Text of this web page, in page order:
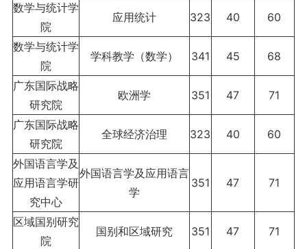
数学与统计学
院
应用统计 323 40 60
数学与统计学
院
学科教学（数学） 341 45 68
广东国际战略
研究院
欧洲学 351 47 71
广东国际战略
研究院
全球经济治理 323 40 60
外国语言学及
应用语言学研
究中心
外国语言学及应用语言
学
351 47 71
区域国别研究
院
国别和区域研究 351 47 71